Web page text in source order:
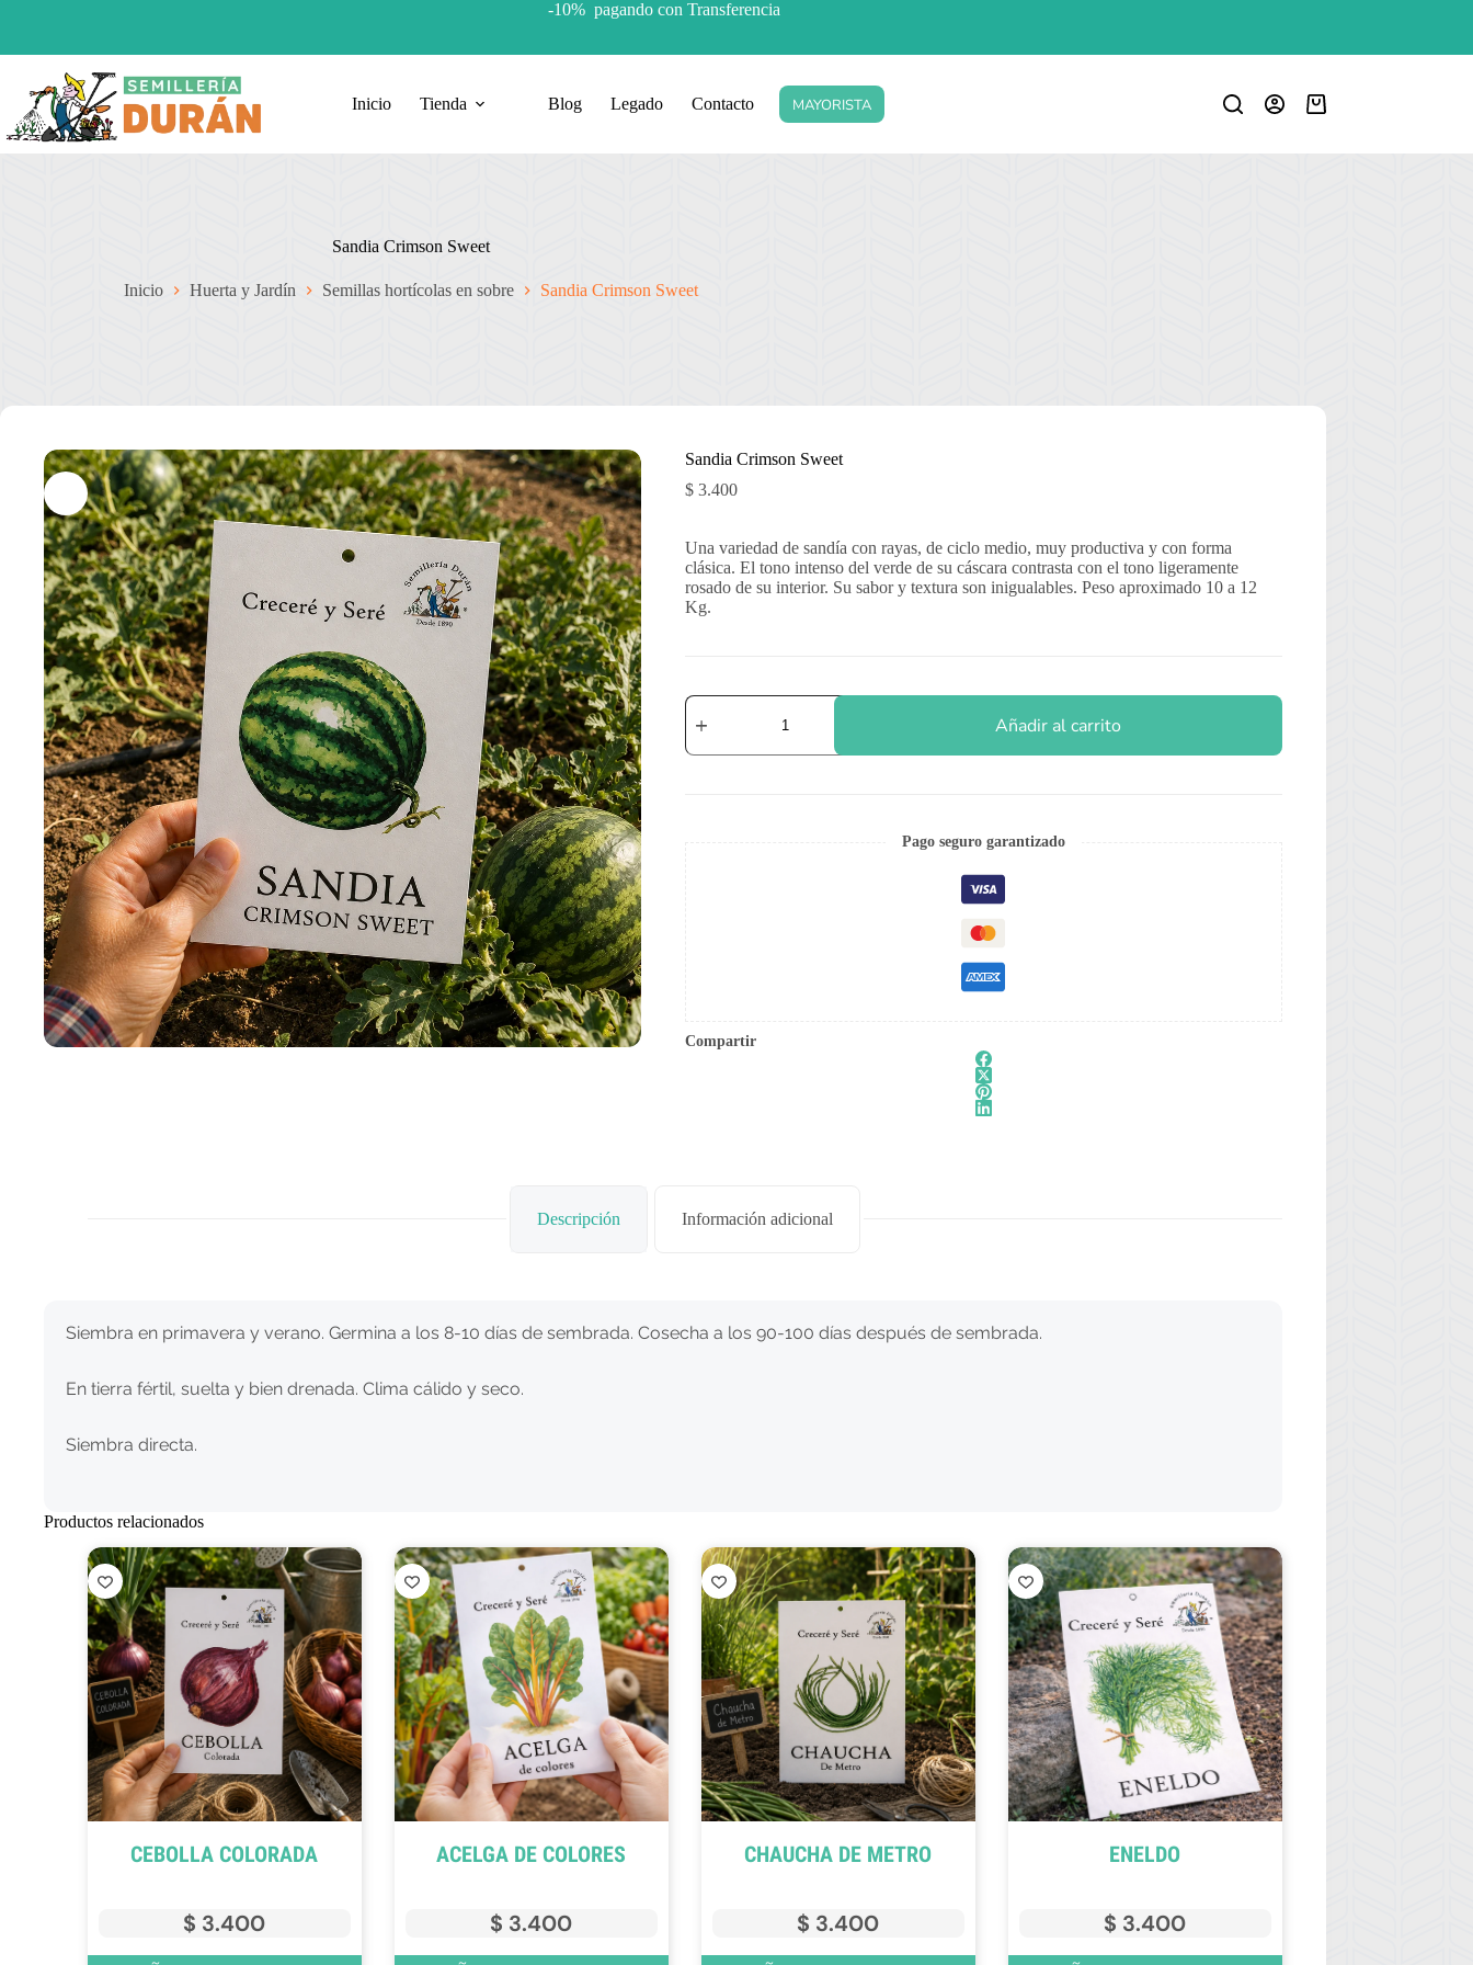
Sandia Crimson
Sweet
3.400
Sandia
Crimson
Sweet
cantidad
Añadir al carrito
-10% pagando con Transferencia
Inicio Tienda Blog Legado Contacto MAYORISTA
Carro
compra
Sandia Crimson Sweet
Inicio Huerta y Jardín Semillas hortícolas en sobre Sandia Crimson Sweet
Sandia Crimson Sweet
$3.400
Una variedad de sandía con rayas, de ciclo medio, muy productiva y con forma
clásica. El tono intenso del verde de su cáscara contrasta con el tono ligeramente
rosado de su interior. Su sabor y textura son inigualables. Peso aproximado 10 a 12
Kg.
Sandia
Crimson
cantidad
Añadir al carrito
Pago seguro garantizado
Compartir
Descripción Información adicional
Siembra en primavera y verano. Germina a los 8-10 días de sembrada. Cosecha a los 90-100 días después de sembrada.
En tierra fértil, suelta y bien drenada. Clima cálido y seco.
Siembra directa.
Productos relacionados
CEBOLLA COLORADA
$ 3.400
ACELGA DE COLORES
$ 3.400
CHAUCHA DE METRO
$ 3.400
ENELDO
$ 3.400